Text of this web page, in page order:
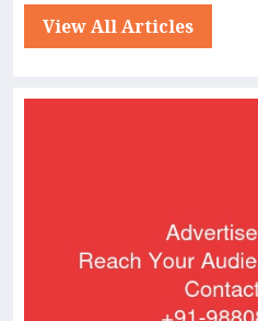
View All Articles